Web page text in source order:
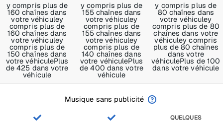
y compris plus de
160 chaînes dans
votre véhiculey
compris plus de
160 chaînes dans
votre véhiculey
compris plus de
150 chaînes dans
votre véhiculePlus
de 425 dans votre
véhicule
y compris plus de
155 chaînes dans
votre véhiculey
compris plus de
155 chaînes dans
votre véhiculey
compris plus de
140 chaînes dans
votre véhiculePlus
de 400 dans votre
véhicule
y compris plus de
80 chaînes dans
votre véhiculey
compris plus de 80
chaînes dans votre
véhiculey compris
plus de 80 chaînes
dans votre
véhiculePlus de 100
dans votre véhicule
Musique sans publicité
QUELQUES